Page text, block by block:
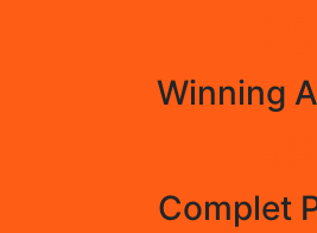
Winning
Complet